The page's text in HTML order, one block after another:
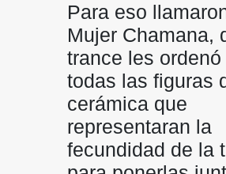
Para eso
Mujer Chamana,
trance les
todas las figuras
cerámica que
representaran la
fecundidad de la